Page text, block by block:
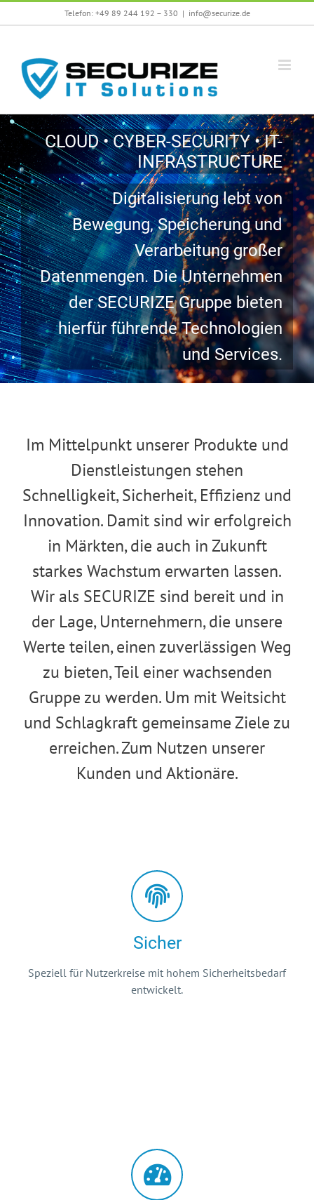
to
Telefon: +49 89 244 192 – 330 | info@securize.de
CLOUD • CYBER-SECURITY • IT-
INFRASTRUCTURE
Digitalisierung lebt von
Bewegung, Speicherung und
Verarbeitung großer
Datenmengen. Die Unternehmen
der SECURIZE Gruppe bieten
hierfür führende Technologien
und Services.
Im Mittelpunkt unserer Produkte und
Dienstleistungen stehen
Schnelligkeit, Sicherheit, Effizienz und
Innovation. Damit sind wir erfolgreich
in Märkten, die auch in Zukunft
starkes Wachstum erwarten lassen.
Wir als SECURIZE sind bereit und in
der Lage, Unternehmern, die unsere
Werte teilen, einen zuverlässigen Weg
zu bieten, Teil einer wachsenden
Gruppe zu werden. Um mit Weitsicht
und Schlagkraft gemeinsame Ziele zu
erreichen. Zum Nutzen unserer
Kunden und Aktionäre.
Sicher
Speziell für Nutzerkreise mit hohem Sicherheitsbedarf
entwickelt.